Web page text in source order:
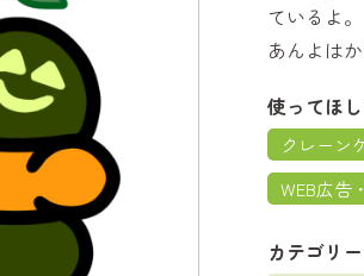
ているよ。
あんよは
使ってほ
クレーン
WEB広告
カテゴリー